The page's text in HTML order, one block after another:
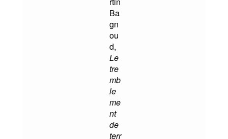
Ba
gn
ou
d,
Le
tre
mb
le
me
nt
de
terr